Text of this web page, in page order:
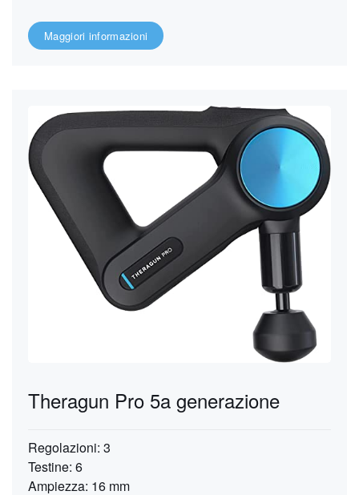
Maggiori informazioni
Theragun Pro 5a generazione
Regolazioni: 3
Testine: 6
Ampiezza: 16 mm